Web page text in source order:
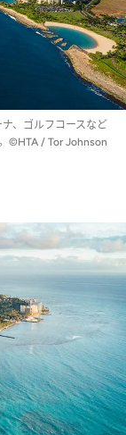
、ゴルフコースなど
©HTA / Tor Johnson